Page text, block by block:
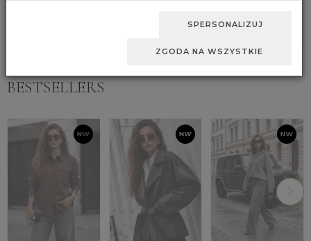
BESTSELLERS
SPERSONALIZUJ
ZGODA NA WSZYSTKIE